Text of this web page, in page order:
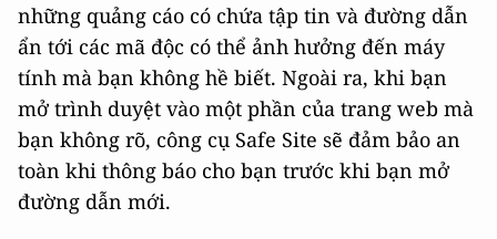
những quảng cáo có chứa tập tin và đường dẫn
ẩn tới các mã độc có thể ảnh hưởng đến máy
tính mà bạn không hề biết. Ngoài ra, khi bạn
mở trình duyệt vào một phần của trang web mà
bạn không rõ, công cụ Safe Site sẽ đảm bảo an
toàn khi thông báo cho bạn trước khi bạn mở
đường dẫn mới.